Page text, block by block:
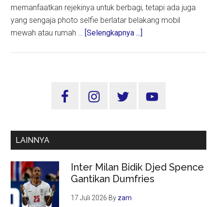
memanfaatkan rejekinya untuk berbagi, tetapi ada juga
yang sengaja photo selfie berlatar belakang mobil
mewah atau rumah … [Selengkapnya ...]
Ditjen
Menerawang
Sidebar
LAINNYA
Inter Milan Bidik Djed Spence
Gantikan Dumfries
17 Juli 2026 By zam